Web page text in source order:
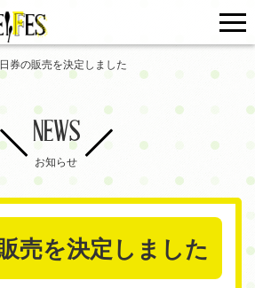
券の販売を決定しました
NEWS
お知らせ
売を決定しました